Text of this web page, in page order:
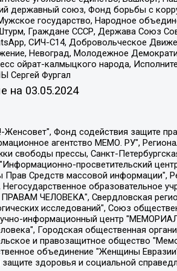
державный союз, Фонд борьбы с
государство, Народное
Граждане СССР, Держава Союз
СИЧ-С14, Добровольческое
Невоград, Молодежное
ойрат-калмыцкого народа,
Сергей Фургал
на 03.05.2024
Ирина Николаевна, Мароховская Алеся Алексеевна, Шлейнов Роман Юрьевич, Шмагун Олеся Валентиновна, Общество с ограниченной ответственностью "Альтаир 2021", Общество с ограниченной ответственностью "Вега 2021", Общество с ограниченной ответственностью "Главный редактор 2021", Общество с ограниченной ответственностью "Ромашки монолит", Важенков Артем Валерьевич, Ивановская областная общественная организация "Центр гендерных исследований", Гурман Юрий Альбертович, Медиапроект "ОВД-Инфо", Егоров Владимир Владимирович, Жилинский Владимир Александрович, Общество с ограниченной ответственностью "ЗП", Иванова София Юрьевна, Карезина Инна Павловна, Кильтау Екатерина Викторовна, Петров Алексей Викторович, Пискунов Сергей Евгеньевич, Смирнов Сергей Сергеевич, Тихонов Михаил Сергеевич, Общество с ограниченной ответственностью "ЖУРНАЛИСТ-ИНОСТРАННЫЙ АГЕНТ", Арапова Галина Юрьевна, Вольтская Татьяна Анатольевна, Американская компания "Mason G.E.S. Anonymous Foundation" (США), являющаяся владельцем интернет-издания https://mnews.world/, Компания "Stichting Bellingcat", зарегистрированная в Нидерландах (дата регистрации 11.07.2018), Захаров Андрей Вячеславович, Клепиковская Екатерина Дмитриевна, Общество с ограниченной ответственностью "МЕМО", Перл Роман Александрович, Симонов Евгений Алексеевич, Соловьева Елена Анатольевна, Сотников Даниил Владимирович, Сурначева Елизавета Дмитриевна, Автономная некоммерческая организация по защите прав человека и информированию населения "Якутия – Наше Мнение", Общество с ограниченной ответственностью "Москоу диджитал медиа", с 26.01.2023 Общество с ограниченной ответственностью "Чайка Белые сады", Ветошкина Валерия Валерьевна, Заговора Максим Александрович, Межрегиональное общественное движение "Российская ЛГБТ - сеть", Оленичев Максим Владимирович, Павлов Иван Юрьевич, Скворцова Елена Сергеевна, Общество с ограниченной ответственностью "Как бы инагент", Кочетков Игорь Викторович, Общество с ограниченной ответственностью "Честные выборы", Еланчик Олег Александрович, Общество с ограниченной ответственностью "Нобелевский призыв", Гималова Регина Эмилевна, Григорьев Андрей Валерьевич, Григорьева Алина Александровна, Ассоциация по содействию защите прав призывников, альтернативнослужащих и военнослужащих "Правозащитная группа